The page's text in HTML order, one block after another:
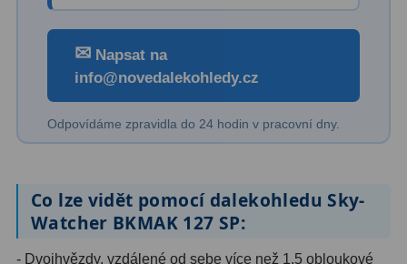
Dálkoměry9
Noční vidění8
Mikroskopy
Školní a studentské 14
Laboratorní 33
✉ Napsat na
info@novedalekohledy.cz
Odpovídáme zpravidla do 24 hodin v pracovní dny.
Co lze vidět pomocí dalekohledu Sky-
Watcher BKMAK 127 SP:
- Dvojhvězdy, vzdálené od sebe více než 1,5 obloukové